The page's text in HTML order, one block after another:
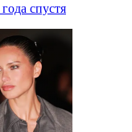
года спустя